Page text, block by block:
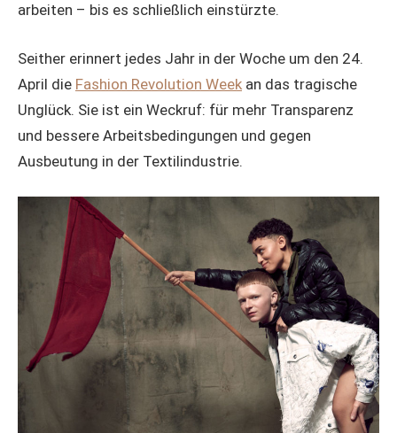
arbeiten – bis es schließlich einstürzte.
Seither erinnert jedes Jahr in der Woche um den 24.
April die Fashion Revolution Week an das tragische
Unglück. Sie ist ein Weckruf: für mehr Transparenz
und bessere Arbeitsbedingungen und gegen
Ausbeutung in der Textilindustrie.